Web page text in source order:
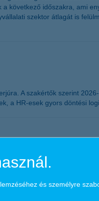
következő időszakra, ami
szektor átlagát is
A szakértők szerint
a HR-esek gyors döntési
már
időpontot, szükség
és személyre